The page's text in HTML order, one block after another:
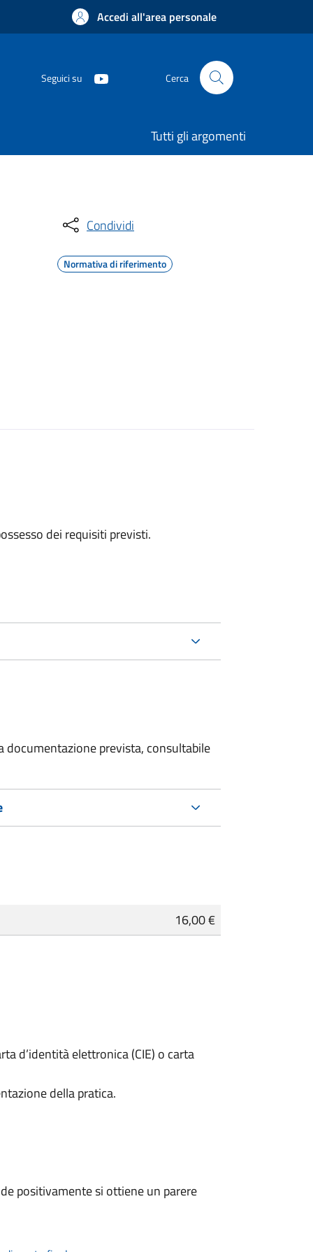
Accedi all'area personale
Seguici su Cerca
Tutti gli argomenti
Condividi
Normativa di riferimento
dei requisiti previsti.
prevista, consultabile
16,00 €
d’identità elettronica (CIE) o carta
della pratica.
positivamente si ottiene un parere